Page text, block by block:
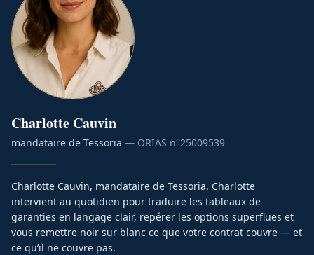
Charlotte Cauvin
mandataire de Tessoria — ORIAS n°25009539
Charlotte Cauvin, mandataire de Tessoria. Charlotte
intervient au quotidien pour traduire les tableaux de
garanties en langage clair, repérer les options superflues et
vous remettre noir sur blanc ce que votre contrat couvre — et
ce qu’il ne couvre pas.